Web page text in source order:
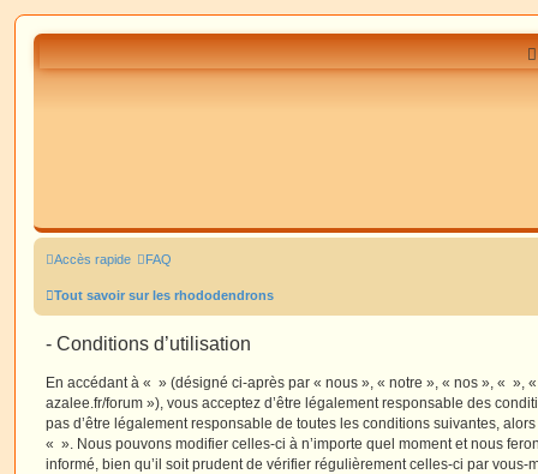
Accès rapide FAQ
Tout savoir sur les rhododendrons
- Conditions d’utilisation
En accédant à « » (désigné ci-après par « nous », « notre », « nos », « »,
azalee.fr/forum »), vous acceptez d’être légalement responsable des
pas d’être légalement responsable de toutes les conditions suivantes,
« ». Nous pouvons modifier celles-ci à n’importe quel moment et nous
informé, bien qu’il soit prudent de vérifier régulièrement celles-ci par vous-